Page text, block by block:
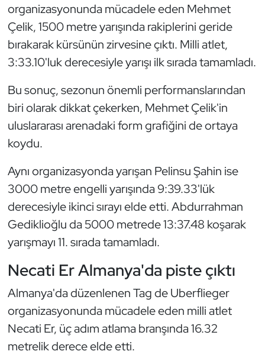
organizasyonunda mücadele eden Mehmet
Çelik, 1500 metre yarışında rakiplerini geride
bırakarak kürsünün zirvesine çıktı. Milli atlet,
3:33.10'luk derecesiyle yarışı ilk sırada tamamladı.
Bu sonuç, sezonun önemli performanslarından
biri olarak dikkat çekerken, Mehmet Çelik'in
uluslararası arenadaki form grafiğini de ortaya
koydu.
Aynı organizasyonda yarışan Pelinsu Şahin ise
3000 metre engelli yarışında 9:39.33'lük
derecesiyle ikinci sırayı elde etti. Abdurrahman
Gediklioğlu da 5000 metrede 13:37.48 koşarak
yarışmayı 11. sırada tamamladı.
Necati Er Almanya'da piste çıktı
Almanya'da düzenlenen Tag de Uberflieger
organizasyonunda mücadele eden milli atlet
Necati Er, üç adım atlama branşında 16.32
metrelik derece elde etti.
Hava Sporları
Hentbol
İşitme Engelli Sporcular
Judo ve Kuraş
Kano ve Rafting
Karate
Kayak
Kempo
Kick Boks
Kürek
Masa Tenisi
Modern Pentatlon